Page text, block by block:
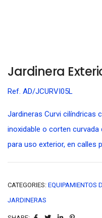
Jardinera
Ref. AD/JCURVI05L
Jardineras Curvi cilíndricas
inoxidable o corten
para uso exterior, en calles
CATEGORIES: EQUIPAMIENTOS
JARDINERAS